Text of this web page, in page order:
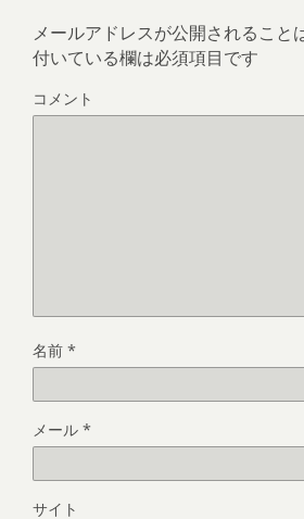
メールアドレスが公開されること
付いている欄は必須項目です
コメント
名前 *
メール *
サイト